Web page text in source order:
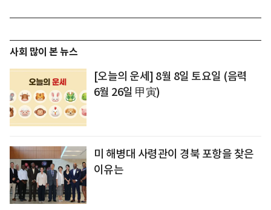
사회 많이 본 뉴스
[오늘의 운세] 8월 8일 토요일 (음력
6월 26일 甲寅)
미 해병대 사령관이 경북 포항을 찾은
이유는